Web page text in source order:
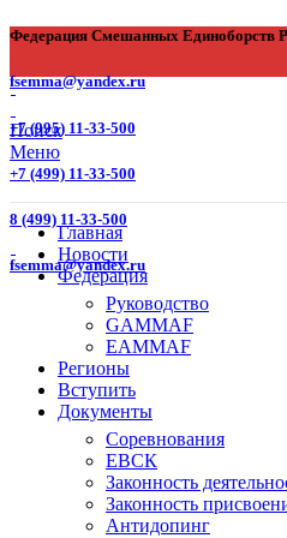
Федерация Смешанных Единоборств
fsemma@yandex.ru
+7 (995) 11-33-500
+7 (499) 11-33-500
8 (499) 11-33-500
fsemma@yandex.ru
Поиск
Меню
Главная
Новости
Федерация
Руководство
GAMMAF
EAMMAF
Регионы
Вступить
Документы
Соревнования
ЕВСК
Законность
Законность
Антидопинг
Новости Новости
07.02.2023
Опубликовано